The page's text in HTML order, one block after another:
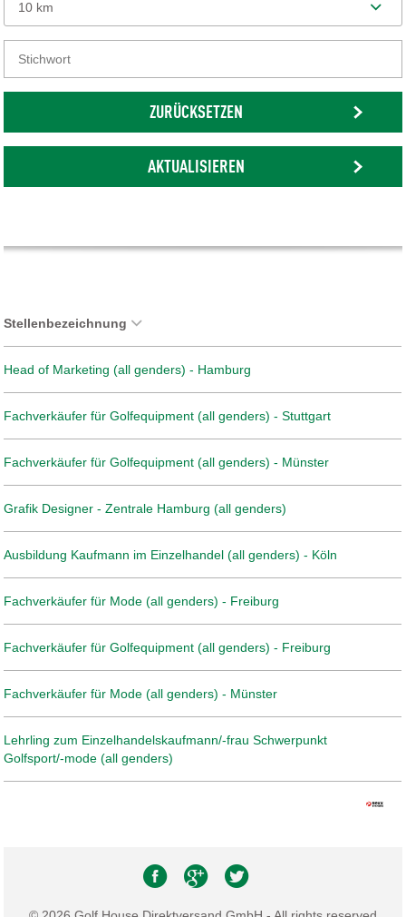
10 km
ZURÜCKSETZEN
AKTUALISIEREN
Stellenbezeichnung
Head of Marketing (all genders) - Hamburg
Fachverkäufer für Golfequipment (all genders) - Stuttgart
Fachverkäufer für Golfequipment (all genders) - Münster
Grafik Designer - Zentrale Hamburg (all genders)
Ausbildung Kaufmann im Einzelhandel (all genders) - Köln
Fachverkäufer für Mode (all genders) - Freiburg
Fachverkäufer für Golfequipment (all genders) - Freiburg
Fachverkäufer für Mode (all genders) - Münster
Lehrling zum Einzelhandelskaufmann/-frau Schwerpunkt
Golfsport/-mode (all genders)